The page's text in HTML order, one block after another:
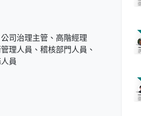
司治理主管、高階經理
理人員、稽核部門人員、
員